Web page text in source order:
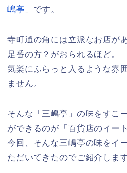
嶋亭 」です。
寺町通の角には立派なお店が
足番の方？がおられるほど。
気楽にふらっと入るような雰
ません。
そんな「三嶋亭」の味をすこ
ができるのが「百貨店のイー
今回、そんな三嶋亭の味をイ
ただいてきたのでご紹介します